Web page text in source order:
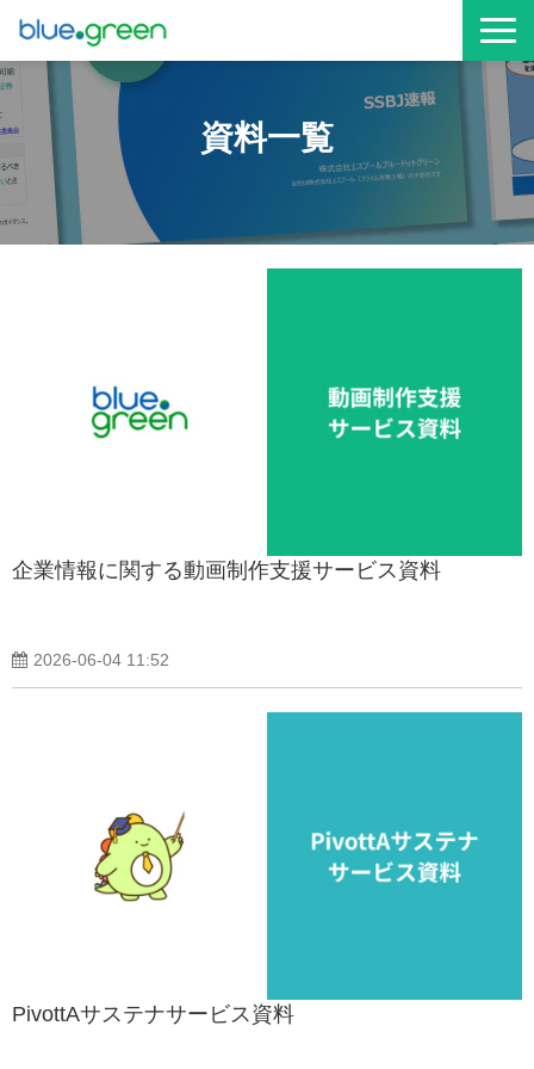
サービス資料
資料一覧
企業情報に関する動画制作支援サービス資料
2026-06-04 11:52
PivottAサステナサービス資料